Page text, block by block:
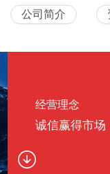
公司简介
经营理念
诚信赢得市场